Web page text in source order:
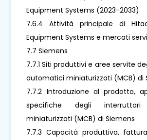
Equipment Systems (2023-2033)
7.6.4 Attività principale di
Equipment Systems e mercati
7.7 Siemens
7.7.1 Siti produttivi e aree servite
automatici miniaturizzati (MCB) di
7.7.2 Introduzione al prodotto,
specifiche degli interruttori
miniaturizzati (MCB) di Siemens
7.7.3 Capacità produttiva,